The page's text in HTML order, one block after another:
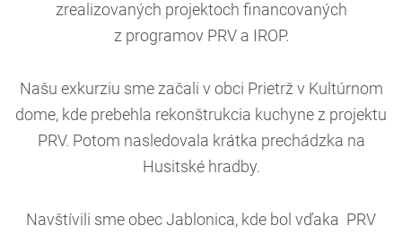
zrealizovaných projektoch financovaných
z programov PRV a IROP.
Našu exkurziu sme začali v obci Prietrž v Kultúrnom
dome, kde prebehla rekonštrukcia kuchyne z projektu
PRV. Potom nasledovala krátka prechádzka na
Husitské hradby.
Navštívili sme obec Jablonica, kde bol vďaka PRV